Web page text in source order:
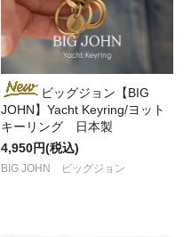
ビッグジョン【BIG
JOHN】Yacht Keyring/ヨット
キーリング 日本製
4,950円(税込)
BIG JOHN ビッグジョン